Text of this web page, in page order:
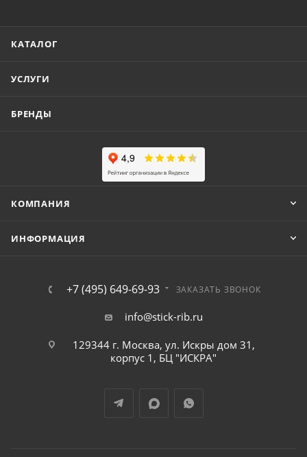
КАТАЛОГ
УСЛУГИ
БРЕНДЫ
КОМПАНИЯ
ИНФОРМАЦИЯ
+7 (495) 649-69-93 ЗАКАЗАТЬ ЗВОНОК
info@stick-rib.ru
129344 г. Москва, ул. Искры дом 31,
корпус 1, БЦ "ИСКРА"